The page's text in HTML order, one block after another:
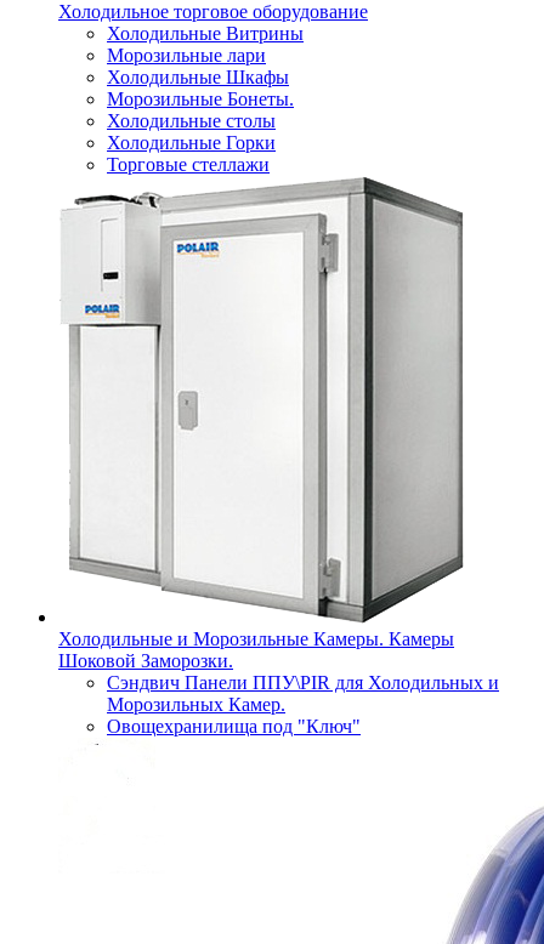
Холодильное торговое оборудование
Холодильные Витрины
Морозильные лари
Холодильные Шкафы
Морозильные Бонеты.
Холодильные столы
Холодильные Горки
Торговые стеллажи
Холодильные и Морозильные Камеры. Камеры
Шоковой Заморозки.
Сэндвич Панели ППУ\PIR для Холодильных и
Морозильных Камер.
Овощехранилища под "Ключ"